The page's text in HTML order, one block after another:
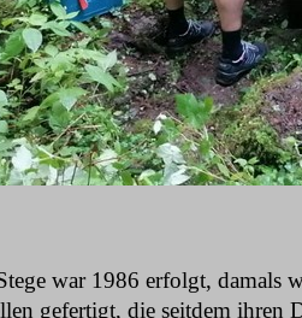
war 1986 erfolgt, damals
gefertigt, die seitdem ihren